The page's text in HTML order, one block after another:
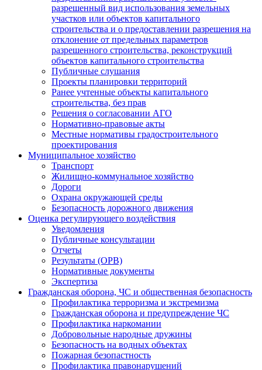
разрешенный вид использования земельных
участков или объектов капитального
строительства и о предоставлении разрешения на
отклонение от предельных параметров
разрешенного строительства, реконструкций
объектов капитального строительства
Публичные слушания
Проекты планировки территорий
Ранее учтенные объекты капитального
строительства, без прав
Решения о согласовании АГО
Нормативно-правовые акты
Местные нормативы градостроительного
проектирования
Муниципальное хозяйство
Транспорт
Жилищно-коммунальное хозяйство
Дороги
Охрана окружающей среды
Безопасность дорожного движения
Оценка регулирующего воздействия
Уведомления
Публичные консультации
Отчеты
Результаты (ОРВ)
Нормативные документы
Экспертиза
Гражданская оборона, ЧС и общественная безопасность
Профилактика терроризма и экстремизма
Гражданская оборона и предупреждение ЧС
Профилактика наркомании
Добровольные народные дружины
Безопасность на водных объектах
Пожарная безопастность
Профилактика правонарушений